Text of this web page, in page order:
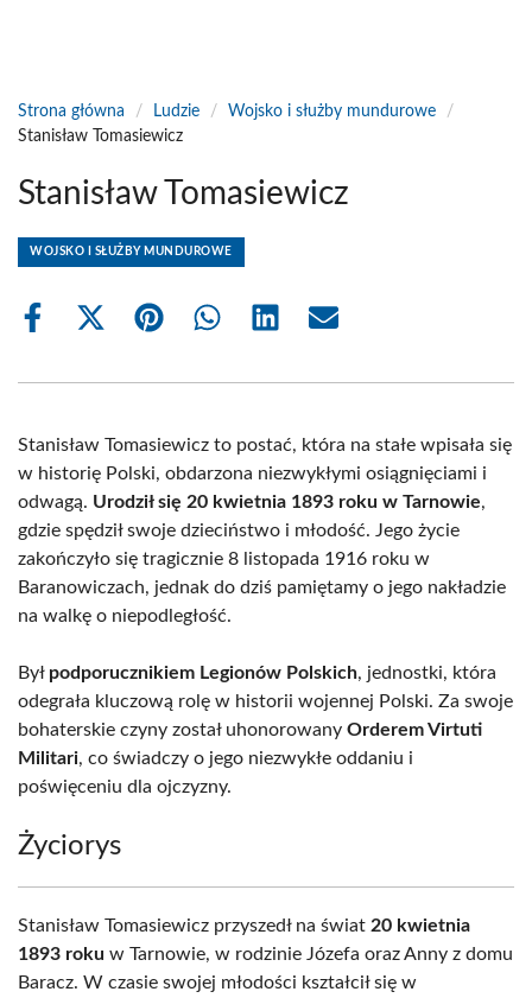
Strona główna / Ludzie / Wojsko i służby mundurowe
/
Stanisław Tomasiewicz
Stanisław Tomasiewicz
WOJSKO I SŁUŻBY MUNDUROWE
Share
Share
(Twitter)
Share Share Share Share
Stanisław Tomasiewicz to postać, która na stałe wpisała się
w historię Polski, obdarzona niezwykłymi osiągnięciami i
odwagą. Urodził się 20 kwietnia 1893 roku w Tarnowie,
gdzie spędził swoje dzieciństwo i młodość. Jego życie
zakończyło się tragicznie 8 listopada 1916 roku w
Baranowiczach, jednak do dziś pamiętamy o jego nakładzie
na walkę o niepodległość.
Był podporucznikiem Legionów Polskich, jednostki, która
odegrała kluczową rolę w historii wojennej Polski. Za swoje
bohaterskie czyny został uhonorowany Orderem Virtuti
Militari, co świadczy o jego niezwykłe oddaniu i
poświęceniu dla ojczyzny.
Życiorys
Stanisław Tomasiewicz przyszedł na świat 20 kwietnia
1893 roku w Tarnowie, w rodzinie Józefa oraz Anny z domu
Baracz. W czasie swojej młodości kształcił się w